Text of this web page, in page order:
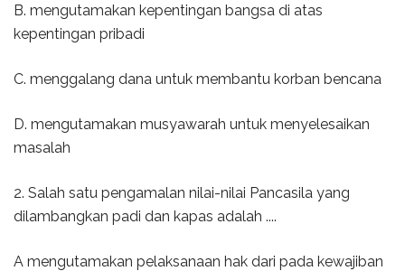
B. mengutamakan kepentingan bangsa di atas
kepentingan pribadi
C. menggalang dana untuk membantu korban bencana
D. mengutamakan musyawarah untuk menyelesaikan
masalah
2. Salah satu pengamalan nilai-nilai Pancasila yang
dilambangkan padi dan kapas adalah ....
A mengutamakan pelaksanaan hak dari pada kewajiban